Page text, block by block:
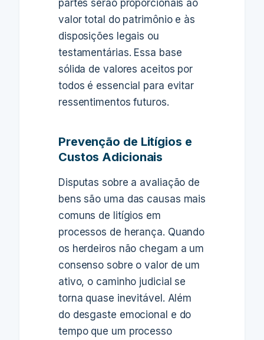
partes serão proporcionais ao
valor total do patrimônio e às
disposições legais ou
testamentárias. Essa base
sólida de valores aceitos por
todos é essencial para evitar
ressentimentos futuros.
Prevenção de Litígios e
Custos Adicionais
Disputas sobre a avaliação de
bens são uma das causas mais
comuns de litígios em
processos de herança. Quando
os herdeiros não chegam a um
consenso sobre o valor de um
ativo, o caminho judicial se
torna quase inevitável. Além
do desgaste emocional e do
tempo que um processo